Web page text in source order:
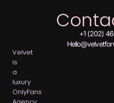
Velvet
is
a
luxury
OnlyFans
+1 (202)